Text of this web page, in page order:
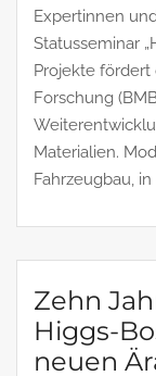
Expertinnen
Statusseminar
Projekte
Forschung
Materialien.
Fahrzeugbau,
Zehn
Higgs-
neuen